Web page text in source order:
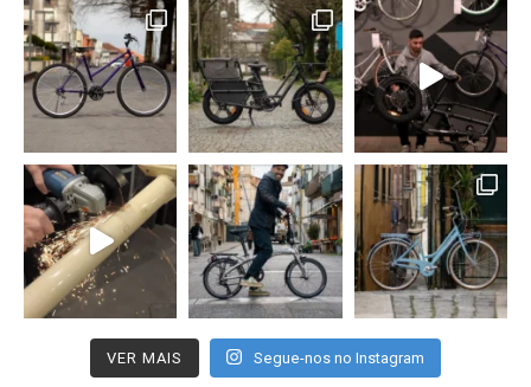
VER MAIS Segue-nos no Instagram